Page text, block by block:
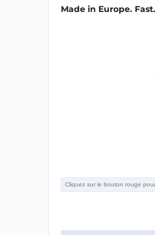
Made in Europe.